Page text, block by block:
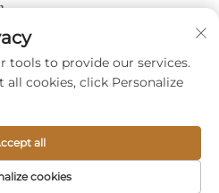
Tabo Candles Sales Co.,
ochrany súkromia
tools to provide our services.
cookies, click Personalize
cookies
all